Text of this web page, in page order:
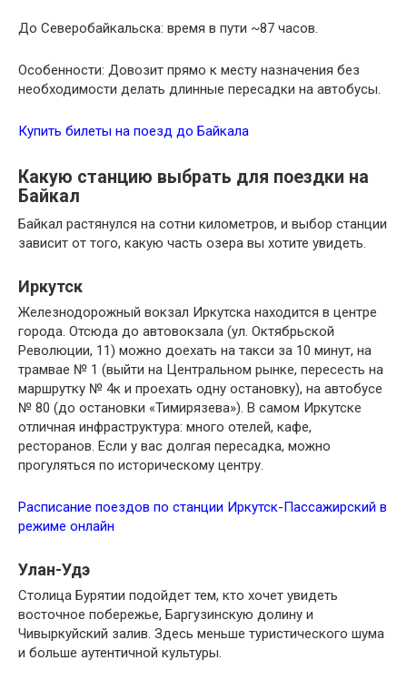
До Северобайкальска: время в пути ~87 часов.
Особенности: Довозит прямо к месту назначения без
необходимости делать длинные пересадки на автобусы.
Купить билеты на поезд до Байкала
Какую станцию выбрать для поездки на
Байкал
Байкал растянулся на сотни километров, и выбор станции
зависит от того, какую часть озера вы хотите увидеть.
Иркутск
Железнодорожный вокзал Иркутска находится в центре
города. Отсюда до автовокзала (ул. Октябрьской
Революции, 11) можно доехать на такси за 10 минут, на
трамвае № 1 (выйти на Центральном рынке, пересесть на
маршрутку № 4к и проехать одну остановку), на автобусе
№ 80 (до остановки «Тимирязева»). В самом Иркутске
отличная инфраструктура: много отелей, кафе,
ресторанов. Если у вас долгая пересадка, можно
прогуляться по историческому центру.
Расписание поездов по станции Иркутск-Пассажирский в
режиме онлайн
Улан-Удэ
Столица Бурятии подойдет тем, кто хочет увидеть
восточное побережье, Баргузинскую долину и
Чивыркуйский залив. Здесь меньше туристического шума
и больше аутентичной культуры.